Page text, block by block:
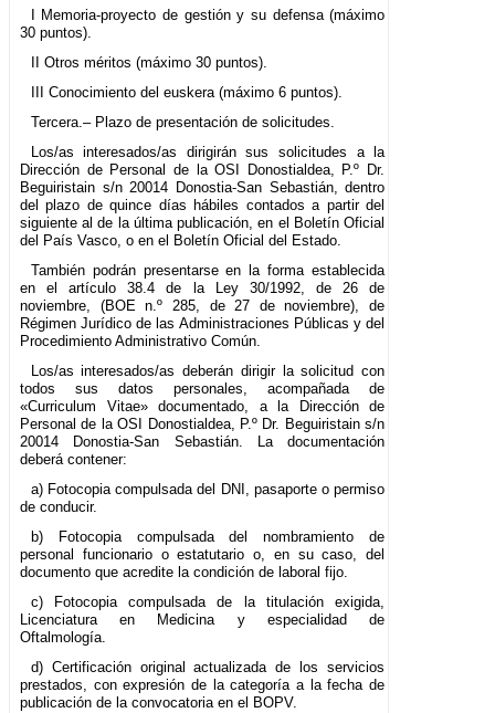
I Memoria-proyecto de gestión y su defensa (máximo
30 puntos).
II Otros méritos (máximo 30 puntos).
III Conocimiento del euskera (máximo 6 puntos).
Tercera.– Plazo de presentación de solicitudes.
Los/as interesados/as dirigirán sus solicitudes a la
Dirección de Personal de la OSI Donostialdea, P.º Dr.
Beguiristain s/n 20014 Donostia-San Sebastián, dentro
del plazo de quince días hábiles contados a partir del
siguiente al de la última publicación, en el Boletín Oficial
del País Vasco, o en el Boletín Oficial del Estado.
También podrán presentarse en la forma establecida
en el artículo 38.4 de la Ley 30/1992, de 26 de
noviembre, (BOE n.º 285, de 27 de noviembre), de
Régimen Jurídico de las Administraciones Públicas y del
Procedimiento Administrativo Común.
Los/as interesados/as deberán dirigir la solicitud con
todos sus datos personales, acompañada de
«Curriculum Vitae» documentado, a la Dirección de
Personal de la OSI Donostialdea, P.º Dr. Beguiristain s/n
20014 Donostia-San Sebastián. La documentación
deberá contener:
a) Fotocopia compulsada del DNI, pasaporte o permiso
de conducir.
b) Fotocopia compulsada del nombramiento de
personal funcionario o estatutario o, en su caso, del
documento que acredite la condición de laboral fijo.
c) Fotocopia compulsada de la titulación exigida,
Licenciatura en Medicina y especialidad de
Oftalmología.
d) Certificación original actualizada de los servicios
prestados, con expresión de la categoría a la fecha de
publicación de la convocatoria en el BOPV.